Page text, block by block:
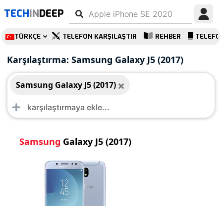
TECHINDEEP
TÜRKÇE TELEFON KARŞILAŞTIR REHBER
Karşılaştırma: Samsung Galaxy J5 (2017)
Samsung Galaxy J5 (2017)
Samsung Galaxy J5 (2017)
Samsung Galaxy J5 (2017)